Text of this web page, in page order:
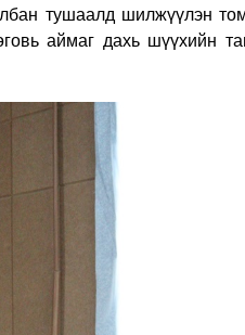
тушаалд шилжүүлэн
аймаг дахь шүүхийн
ЕРӨНХИЙЛӨГЧИЙН
ЕРӨНХИЙ ШҮҮГЧИД
ГАРДУУЛАХ ЁСЛОЛЫН
ЗОХИОН